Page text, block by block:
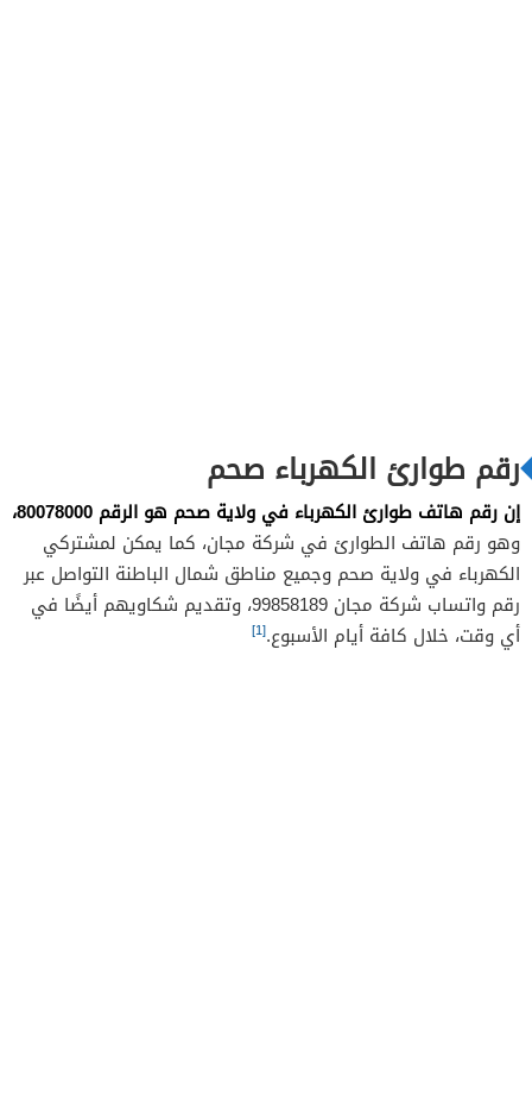
رقم طوارئ الكهرباء صحم
إن رقم هاتف طوارئ الكهرباء في ولاية صحم هو الرقم 80078000،
وهو رقم هاتف الطوارئ في شركة مجان، كما يمكن لمشتركي
الكهرباء في ولاية صحم وجميع مناطق شمال الباطنة التواصل عبر
رقم واتساب شركة مجان 99858189، وتقديم شكاويهم أيضًا في
أي وقت، خلال كافة أيام الأسبوع.[1]